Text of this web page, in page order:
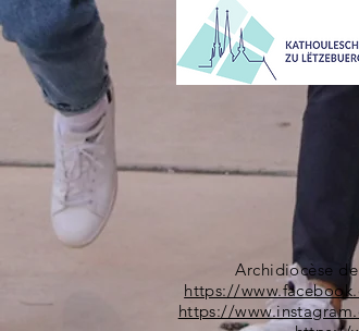
Archidiocèse
https://
https://